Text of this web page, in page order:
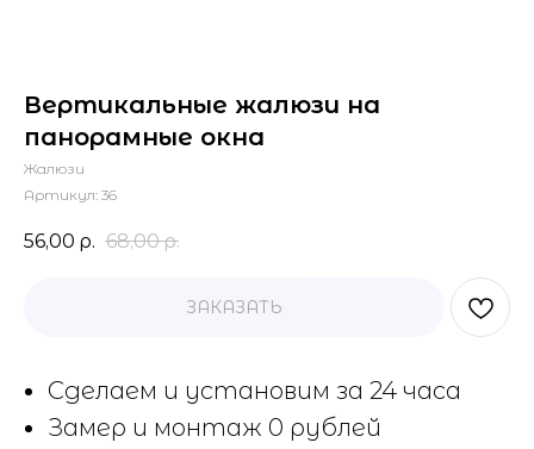
Вертикальные жалюзи на
панорамные окна
Жалюзи
Артикул: 36
56,00 р. 68,00 р.
ЗАКАЗАТЬ
Сделаем и установим за 24 часа
Замер и монтаж 0 рублей